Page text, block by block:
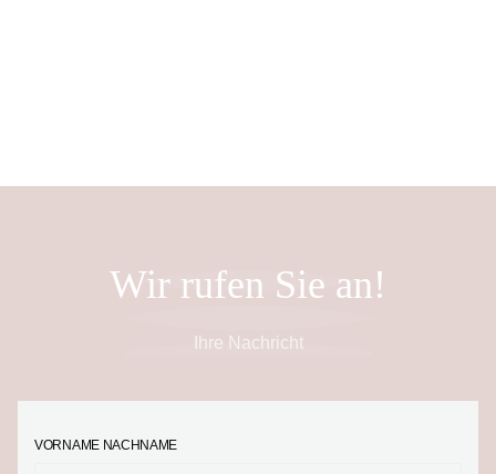
Wir rufen Sie an!
Ihre Nachricht
VORNAME NACHNAME